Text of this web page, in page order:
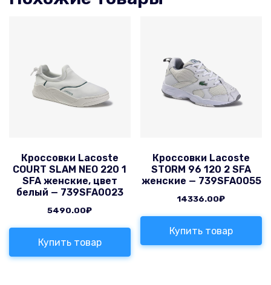
Кроссовки Lacoste
COURT SLAM NEO 220 1
SFA женские, цвет
белый — 739SFA0023
5490.00₽
Купить товар
Кроссовки Lacoste
STORM 96 120 2 SFA
женские — 739SFA0055
14336.00₽
Купить товар